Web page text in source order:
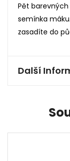
Pět
semínka
zasadíte do
Další